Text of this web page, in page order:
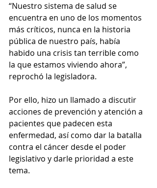
“Nuestro sistema de salud se
encuentra en uno de los momentos
más críticos, nunca en la historia
pública de nuestro país, había
habido una crisis tan terrible como
la que estamos viviendo ahora”,
reprochó la legisladora.
Por ello, hizo un llamado a discutir
acciones de prevención y atención a
pacientes que padecen esta
enfermedad, así como dar la batalla
contra el cáncer desde el poder
legislativo y darle prioridad a este
tema.